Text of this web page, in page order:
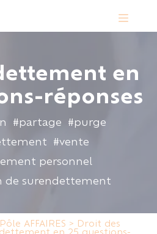
en
réponses
#partage #purge
#vente
personnel
de surendettement
Pôle AFFAIRES > Droit des